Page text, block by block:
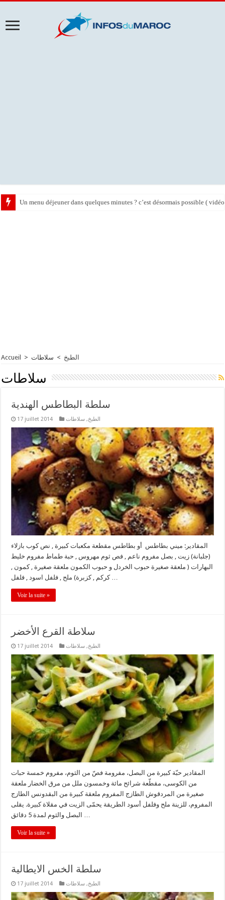
Un menu déjeuner dans quelques minutes ? c’est désormais possible (
Accueil > الطبخ > سلاطات
سلاطات
سلطة البطاطس الهندية
17 juillet 2014 الطبخ, سلاطات
المقادير: ميني بطاطس أو بطاطس مقطعة مكعبات كبيرة , نص كوب بازلاء
(جلبانة) زيت , بصل مفروم ناعم , فص ثوم مهروس , حبة طماط مفروم خليط
البهارات ( ملعقة صغيرة حبوب الخردل و حبوب الكمون ملعقة صغيرة , كمون ,
كركم , كزبرة) ملح , فلفل اسود , فلفل …
Voir la suite »
سلاطة القرع الأخضر
17 juillet 2014 الطبخ, سلاطات
المقادير حبّة كبيرة من البصل، مفرومة فصّ من الثوم، مفروم خمسة حبات
من الكوسى، مقطّعة شرائح مائة وخمسون ملل من مرق الخضار ملعقة
صغيرة من المردقوش الطازج المفروم ملعقة كبيرة من البقدونس الطازج
المفروم، للزينة ملح وفلفل أسود الطريقة يحمّى الزيت في مقلاة كبيرة. يقلى
Voir la suite »
سلطة الخس الايطالية
17 juillet 2014 الطبخ, سلاطات